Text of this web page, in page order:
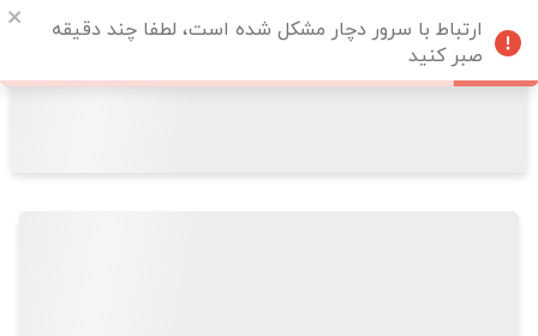
ارتباط با سرور دچار مشکل شده است، لطفا چند دقیقه
صبر کنید